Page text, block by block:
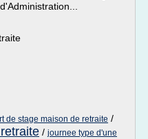
de stage maison de retraite /
/ journee type d'une